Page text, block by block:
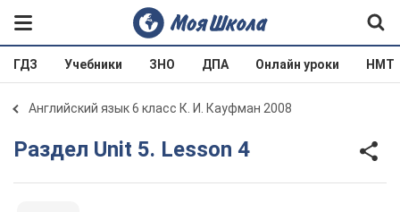
ГДЗ Учебники ЗНО ДПА Онлайн уроки НМТ
Английский язык 6 класс К. И. Кауфман 2008
Раздел Unit 5. Lesson 4